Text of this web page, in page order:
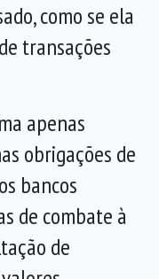
como se ela
transações
apenas
obrigações de
bancos
de combate à
de